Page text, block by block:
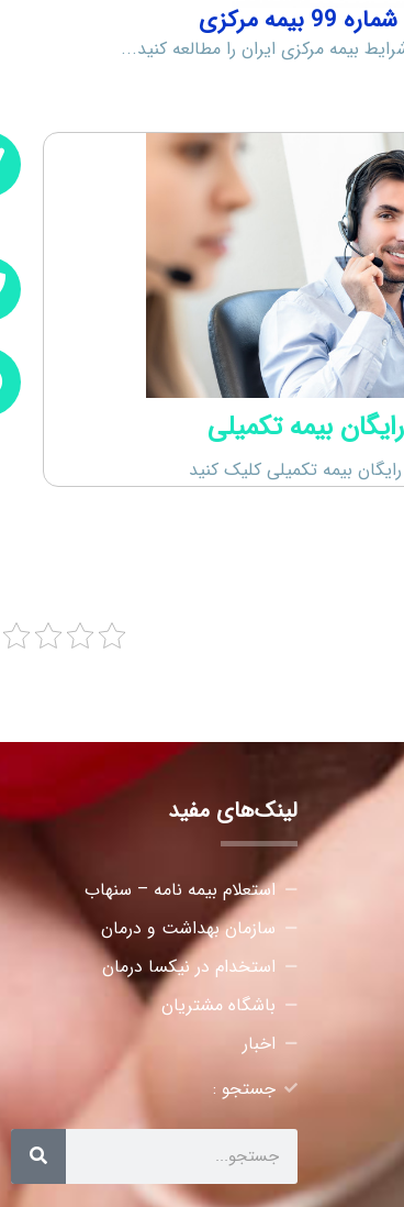
مرکزی
بیمه مرکزی ایران را مطالعه کنید...
بیمه تکمیلی
بیمه تکمیلی کلیک کنید
لینک‌های مفید
استعلام بیمه نامه – سنهاب
سازمان بهداشت و درمان
استخدام در نیکسا درمان
باشگاه مشتریان
اخبار
جستجو :